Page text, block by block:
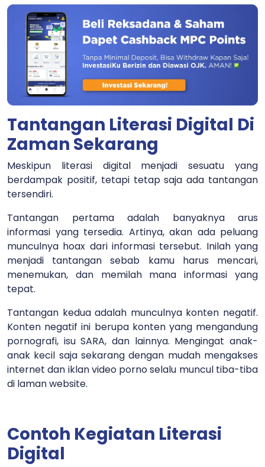
Tantangan Literasi Digital Di
Zaman Sekarang
Meskipun literasi digital menjadi sesuatu yang
berdampak positif, tetapi tetap saja ada tantangan
tersendiri.
Tantangan pertama adalah banyaknya arus
informasi yang tersedia. Artinya, akan ada peluang
munculnya hoax dari informasi tersebut. Inilah yang
menjadi tantangan sebab kamu harus mencari,
menemukan, dan memilah mana informasi yang
tepat.
Tantangan kedua adalah munculnya konten negatif.
Konten negatif ini berupa konten yang mengandung
pornografi, isu SARA, dan lainnya. Mengingat anak-
anak kecil saja sekarang dengan mudah mengakses
internet dan iklan video porno selalu muncul tiba-tiba
di laman website.
Contoh Kegiatan Literasi
Digital